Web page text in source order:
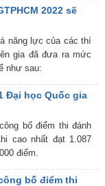
2022 sẽ
năng lực của các thí
gia đã đưa ra mức
như sau:
Đại học Quốc gia
bố điểm thi đánh
cao nhất đạt 1.087
điểm.
bố điểm thi